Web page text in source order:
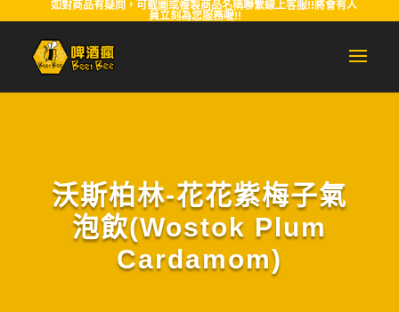
如對商品有疑問，可截圖或複製商品名稱聯繫線上客服!!將會有人
員立刻為您服務喔!!
沃斯柏林-花花紫梅子氣
泡飲(Wostok Plum
Cardamom)